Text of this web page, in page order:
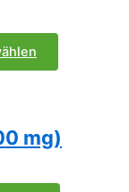
Produkt
Varianten
Die
mg)